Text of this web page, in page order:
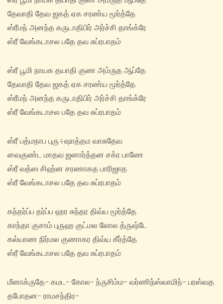
தேவாதி தேவ ஜகத் ஏக சரண்ய மூர்த்தே
ஸ்ரீமந் அனந்த கருடாதிபிர் அர்ச்சி தாங்க்ரே
ஸ்ரீ வேங்கடாசல பதே தவ சுப்ரபாதம்
ஸ்ரீ பூமி நாயக தயாதி குண அம்ருத ஆப்தே
தேவாதி தேவ ஜகத் ஏக சரண்ய மூர்த்தே
ஸ்ரீமந் அனந்த கருடாதிபிர் அர்ச்சி தாங்க்ரே
ஸ்ரீ வேங்கடாசல பதே தவ சுப்ரபாதம்
ஸ்ரீ பத்மநாப புரு÷ஷாத்தம வாசுதேவ
வைகுண்ட மாதவ ஜனார்த்தன சக்ர பாணே
ஸ்ரீ வத்ஸ சிஹ்ன சரணாகத பாரிஜாத
ஸ்ரீ வேங்கடாசல பதே தவ சுப்ரபாதம்
கந்தர்ப்ப தர்ப்ப ஹர சுந்தர திவ்ய மூர்த்தே
காந்தா குசாம் புருஹ குட்மல லோல த்ருஷ்டே
கல்யாண நிர்மல குணாகர திவ்ய கீர்த்தே
ஸ்ரீ வேங்கடாசல பதே தவ சுப்ரபாதம்
மீனாக்ருதே- கமட- கோல- ந்ருசிம்ம- வர்ணிந்ஸ்வாமிந்- பரஸ்வத
தபோதன- ராமசந்திர-